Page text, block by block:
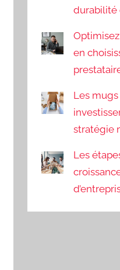
durabilité
en
Les
stratégie
Les